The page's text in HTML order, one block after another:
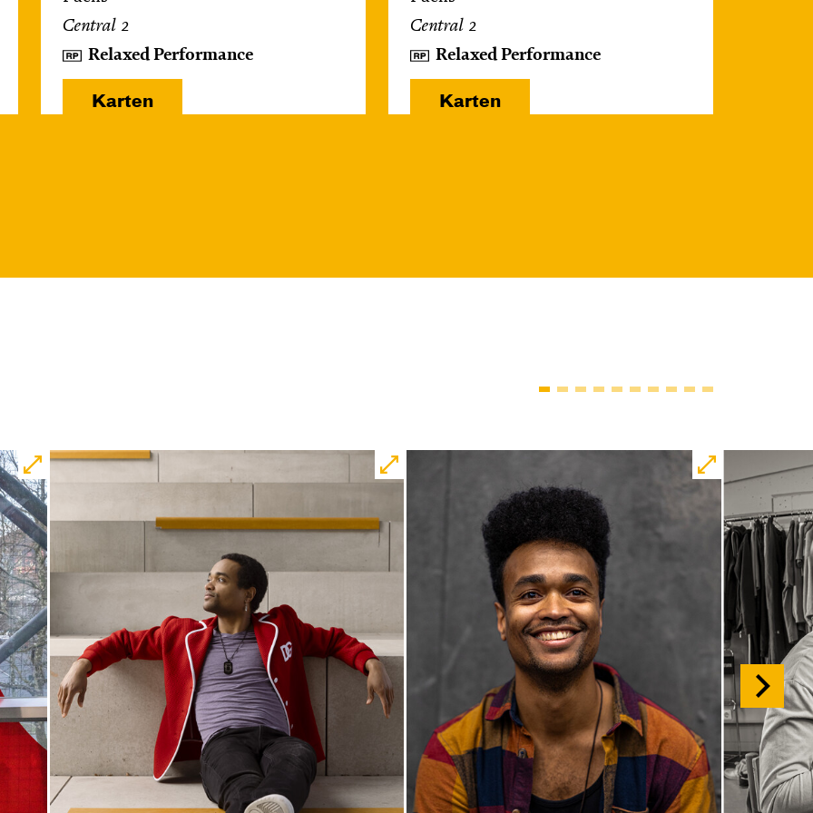
Central 2
Relaxed Performance
Karten
Central 2
Relaxed Performance
Karten
JUNGES SCHAUSPIEL
Karten
JUNGES SCHAUSPIEL
Regie: Philipp Alfons Heitmann,
Mi, 28.10. / 10:00 –
10:45
JUNGES SCHAUSPIEL
Bin gleich fertig!
nach dem Bilderbuch von Martin
Baltscheit und Anne-Kathrin Behl
Regie und Choreografie: Barbara
Fuchs
So, 01.11. / 16:00 –
JUNGES SCHAUSPIEL
FAMILIENVORSTELLUNG
Die Tür
von Gregory Caers und Ensemble
Regie: Gregory Caers